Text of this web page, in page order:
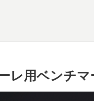
用ベンチマ